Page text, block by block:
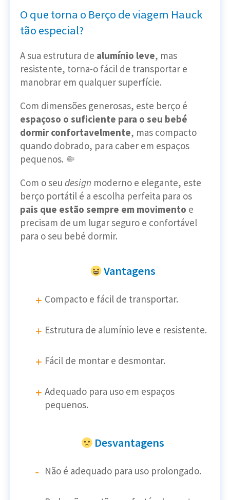
O que torna o Berço de viagem Hauck
tão especial?
A sua estrutura de alumínio leve, mas
resistente, torna-o fácil de transportar e
manobrar em qualquer superfície.
Com dimensões generosas, este berço é
espaçoso o suficiente para o seu bebé
dormir confortavelmente, mas compacto
quando dobrado, para caber em espaços
pequenos. 🤏
Com o seu design moderno e elegante, este
berço portátil é a escolha perfeita para os
pais que estão sempre em movimento e
precisam de um lugar seguro e confortável
para o seu bebé dormir.
Vantagens
Compacto e fácil de transportar.
Estrutura de alumínio leve e resistente.
Fácil de montar e desmontar.
Adequado para uso em espaços
pequenos.
Desvantagens
Não é adequado para uso prolongado.